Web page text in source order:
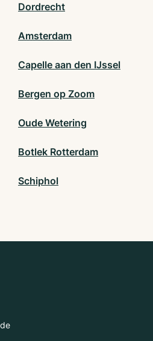
Dordrecht
Amsterdam
Capelle aan den IJssel
Bergen op Zoom
Oude Wetering
Botlek Rotterdam
Schiphol